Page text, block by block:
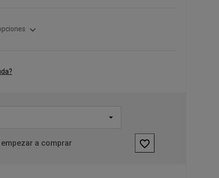
expand_more
a comprar favorite_border